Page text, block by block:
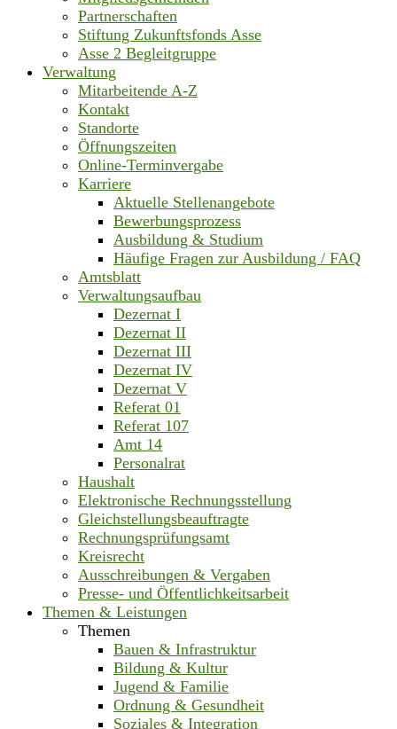
Partnerschaften
Stiftung Zukunftsfonds Asse
Asse 2 Begleitgruppe
Verwaltung
Mitarbeitende A-Z
Kontakt
Standorte
Öffnungszeiten
Online-Terminvergabe
Karriere
Aktuelle Stellenangebote
Bewerbungsprozess
Ausbildung & Studium
Häufige Fragen zur Ausbildung / FAQ
Amtsblatt
Verwaltungsaufbau
Dezernat I
Dezernat II
Dezernat III
Dezernat IV
Dezernat V
Referat 01
Referat 107
Amt 14
Personalrat
Haushalt
Elektronische Rechnungsstellung
Gleichstellungsbeauftragte
Rechnungsprüfungsamt
Kreisrecht
Ausschreibungen & Vergaben
Presse- und Öffentlichkeitsarbeit
Themen & Leistungen
Themen
Bauen & Infrastruktur
Bildung & Kultur
Jugend & Familie
Ordnung & Gesundheit
Soziales & Integration